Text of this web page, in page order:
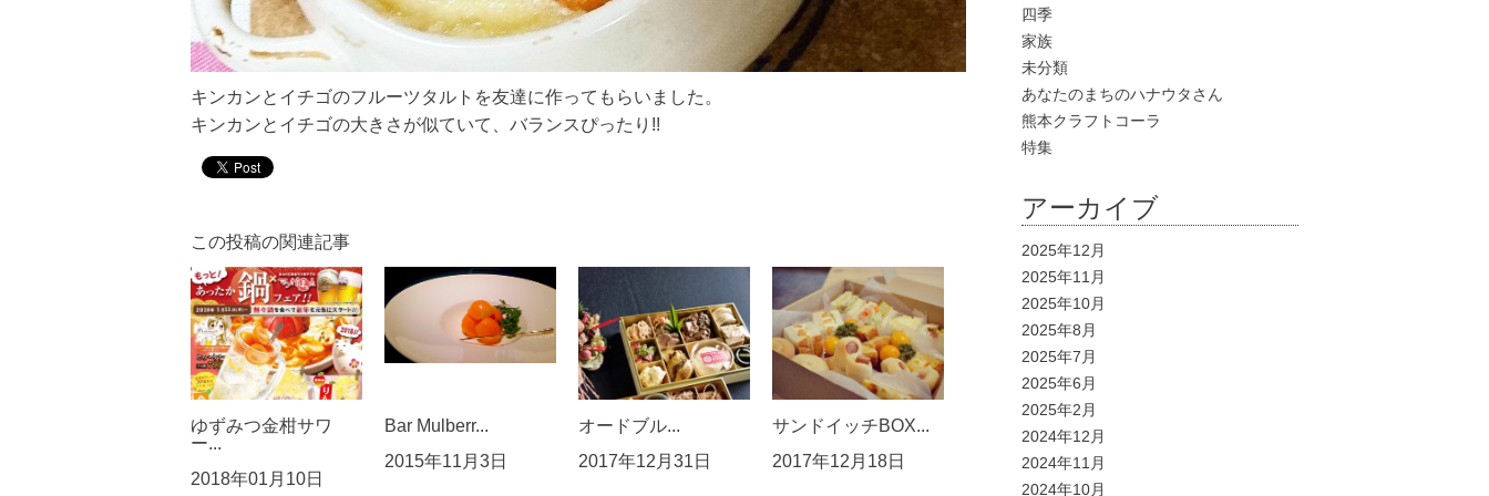
キンカンとイチゴのフルーツタルトを友達に作ってもらいました。
キンカンとイチゴの大きさが似ていて、バランスぴったり!!
この投稿の関連記事
ゆずみつ金柑サワ
ー...
2018年01月10日
Bar Mulberr...
2015年11月3日
オードブル...
2017年12月31日
サンドイッチBOX...
2017年12月18日
四季
家族
未分類
あなたのまちのハナウタさん
熊本クラフトコーラ
特集
アーカイブ
2025年12月
2025年11月
2025年10月
2025年8月
2025年7月
2025年6月
2025年2月
2024年12月
2024年11月
2024年10月